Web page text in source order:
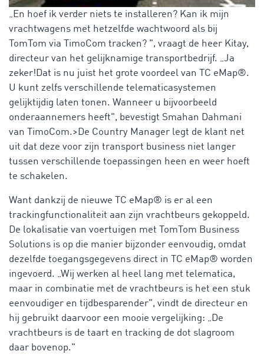
„En hoef ik verder niets te installeren? Kan ik mijn
vrachtwagens met hetzelfde wachtwoord als bij
TomTom via TimoCom tracken? ", vraagt de heer Kitay,
directeur van het gelijknamige transportbedrijf. „Ja
zeker!Dat is nu juist het grote voordeel van TC eMap®.
U kunt zelfs verschillende telematicasystemen
gelijktijdig laten tonen. Wanneer u bijvoorbeeld
onderaannemers heeft", bevestigt Smahan Dahmani
van TimoCom.>De Country Manager legt de klant net
uit dat deze voor zijn transport business niet langer
tussen verschillende toepassingen heen en weer hoeft
te schakelen.
Want dankzij de nieuwe TC eMap® is er al een
trackingfunctionaliteit aan zijn vrachtbeurs gekoppeld.
De lokalisatie van voertuigen met TomTom Business
Solutions is op die manier bijzonder eenvoudig, omdat
dezelfde toegangsgegevens direct in TC eMap® worden
ingevoerd. „Wij werken al heel lang met telematica,
maar in combinatie met de vrachtbeurs is het een stuk
eenvoudiger en tijdbesparender", vindt de directeur en
hij gebruikt daarvoor een mooie vergelijking: „De
vrachtbeurs is de taart en tracking de dot slagroom
daar bovenop."